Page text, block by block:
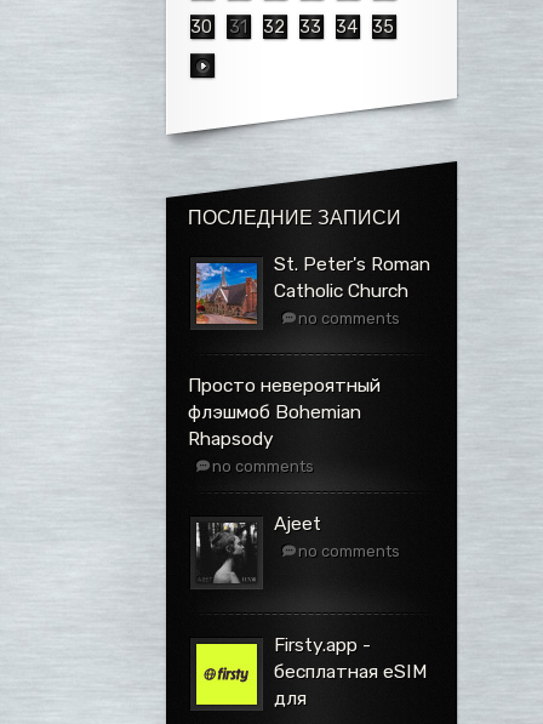
30
31 32 33 34 35
ПОСЛЕДНИЕ ЗАПИСИ
St. Peter's Roman
Catholic Church
no comments
Просто невероятный
флэшмоб Bohemian
Rhapsody
no comments
Ajeet
no comments
Firsty.app -
бесплатная eSIM
для